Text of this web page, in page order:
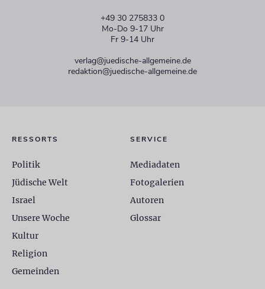
+49 30 275833 0
Mo-Do 9-17 Uhr
Fr 9-14 Uhr
verlag@juedische-allgemeine.de
redaktion@juedische-allgemeine.de
RESSORTS
Politik
Jüdische Welt
Israel
Unsere Woche
Kultur
Religion
Gemeinden
SERVICE
Mediadaten
Fotogalerien
Autoren
Glossar